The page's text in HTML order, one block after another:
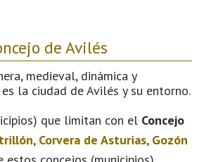
de Avilés
medieval, dinámica y
la ciudad de Avilés y su entorno.
que limitan con el Concejo
, Corvera de Asturias, Gozón